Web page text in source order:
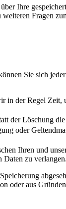
Ihre
Fragen
Sie sich
der Regel
der Löschung
oder
Ihren und
Daten zu verlangen.
oder aus